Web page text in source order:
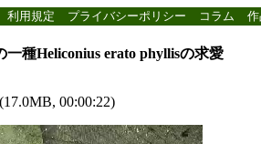
利用規定 プライバシーポリシー コラム
一種Heliconius erato phyllisの求愛
(17.0MB, 00:00:22)